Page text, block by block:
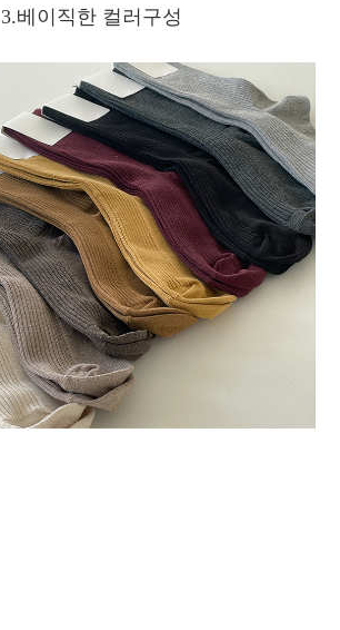
3.베이직한 컬러구성